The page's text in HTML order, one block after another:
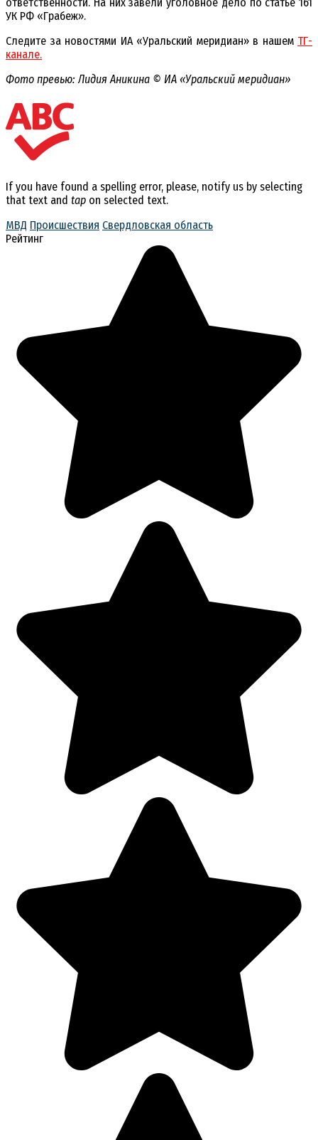
УК РФ «Грабеж».
Следите за новостями ИА «Уральский меридиан» в нашем ТГ-
канале.
Фото превью: Лидия Аникина © ИА «Уральский меридиан»
If you have found a spelling error, please, notify us by selecting
that text and tap on selected text.
МВД Происшествия Свердловская область
Рейтинг